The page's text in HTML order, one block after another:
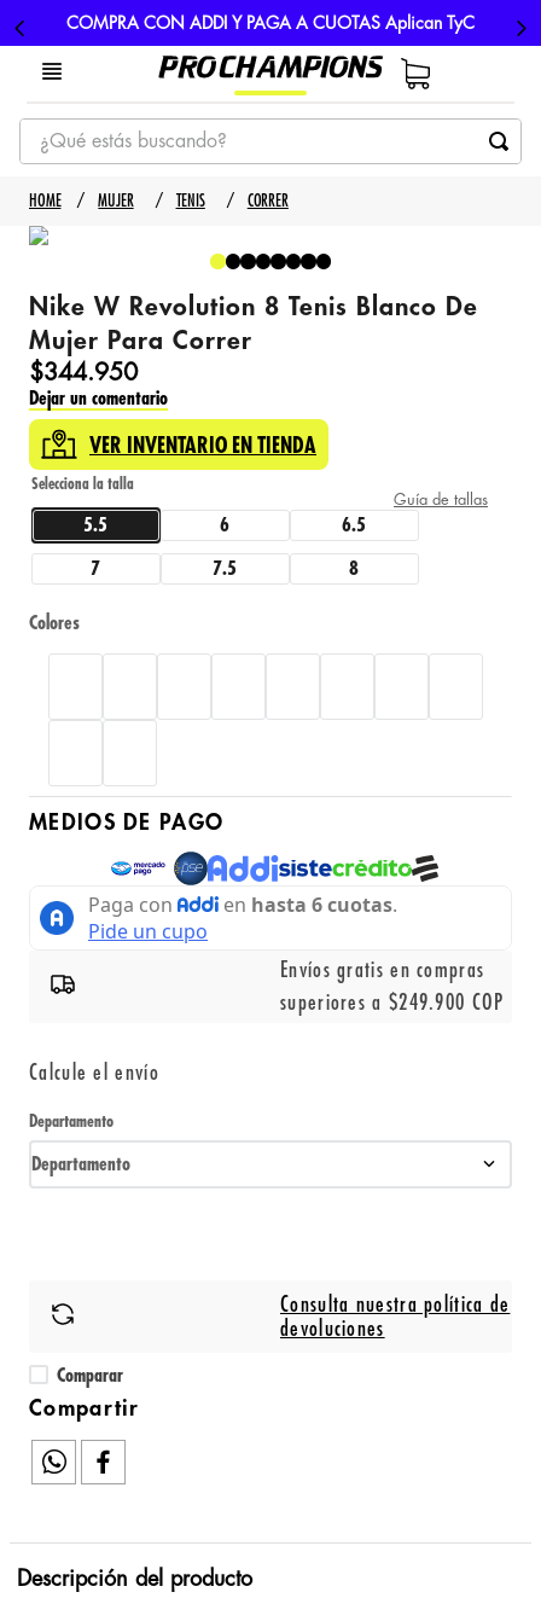
COMPRA CON ADDI Y PAGA A CUOTAS Aplican TyC
¿Qué estás buscando?
TÉRMINOS MÁS BUSCADOS
1
3. nike
4 . guayos
5. gorras
MUJER TENIS CORRER
Nike W Revolution 8 Tenis Blanco De
Mujer Para Correr
$344.950
Dejar un comentario
VER INVENTARIO EN TIENDA
Guía de tallas
5.5 6 6.5
7 7.5 8
Colores
MEDIOS DE PAGO
Envíos gratis en compras
superiores a $249.900 COP
Calcule el envío
Departamento
Departamento
Consulta nuestra política de
devoluciones
Comparar
Descripción del producto